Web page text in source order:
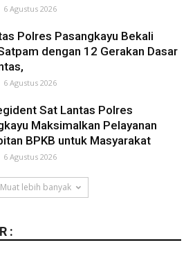
6 Agustus 2026
Polres Pasangkayu Bekali
dengan 12 Gerakan Dasar
6 Agustus 2026
Sat Lantas Polres
Maksimalkan Pelayanan
BPKB untuk Masyarakat
6 Agustus 2026
Muat lebih banyak
: